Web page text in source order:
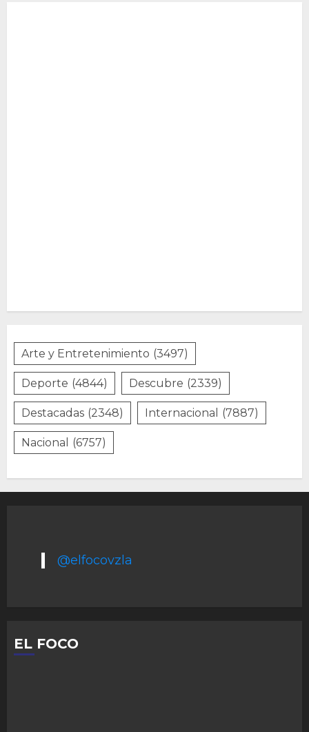
Arte y Entretenimiento (3497)
Deporte (4844) Descubre (2339)
Destacadas (2348) Internacional (7887)
Nacional (6757)
@elfocovzla
EL FOCO